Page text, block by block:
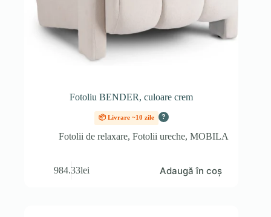
Fotoliu BENDER, culoare crem
📦 Livrare ~10 zile ?
Fotolii de relaxare, Fotolii ureche, MOBILA
984.33lei Adaugă în coș